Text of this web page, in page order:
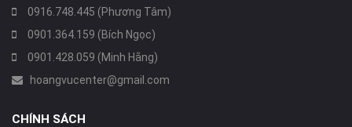
0916.748.445 (Phương Tâm)
0901.364.159 (Bích Ngọc)
0901.428.059 (Minh Hằng)
hoangvucenter@gmail.com
CHÍNH SÁCH